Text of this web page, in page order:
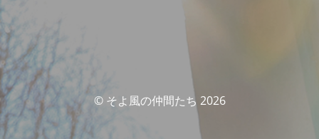
© そよ風の仲間たち 2026